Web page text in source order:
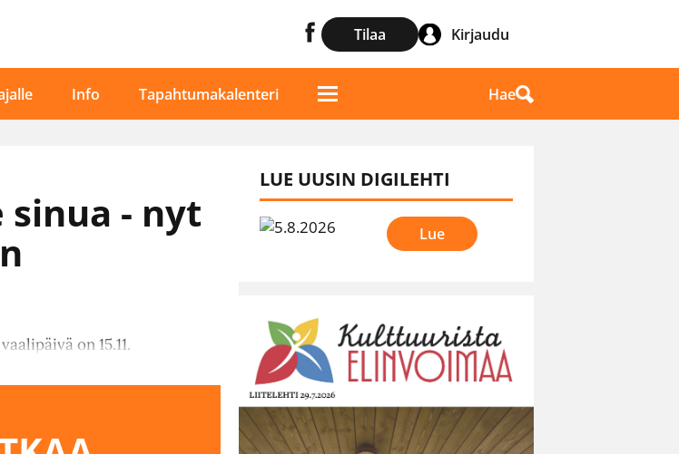
Tilaa Kirjaudu
Info Tapahtumakalenteri Hae
- nyt
on 15.11.
LUE UUSIN DIGILEHTI
Lue